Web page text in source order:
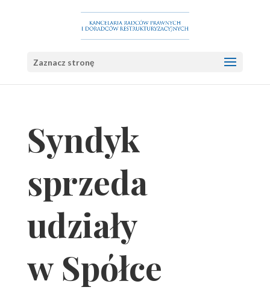
Zaznacz stronę
Syndyk
sprzeda
udziały
w Spółce